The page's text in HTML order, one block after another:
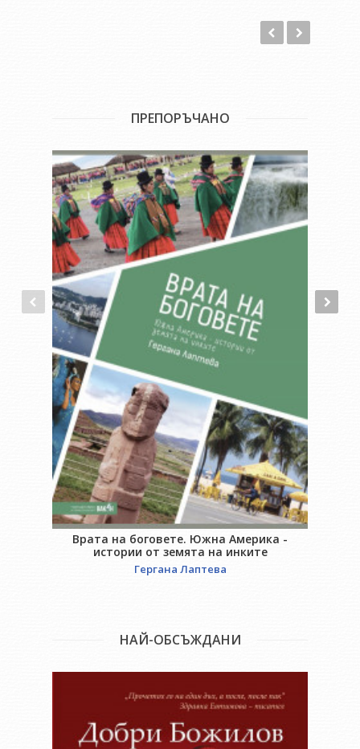
ПРЕПОРЪЧАНО
Врата на боговете. Южна Америка -
истории от земята на инките
Гергана Лаптева
НАЙ-ОБСЪЖДАНИ